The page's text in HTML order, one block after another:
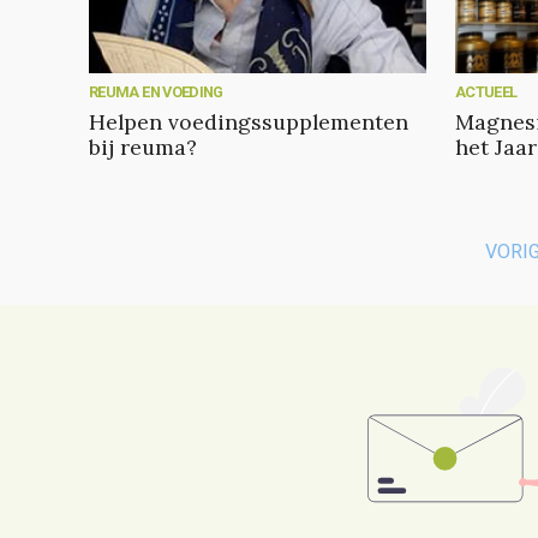
REUMA EN VOEDING
Helpen voedingssupplementen
bij reuma?
ACTUEEL
het